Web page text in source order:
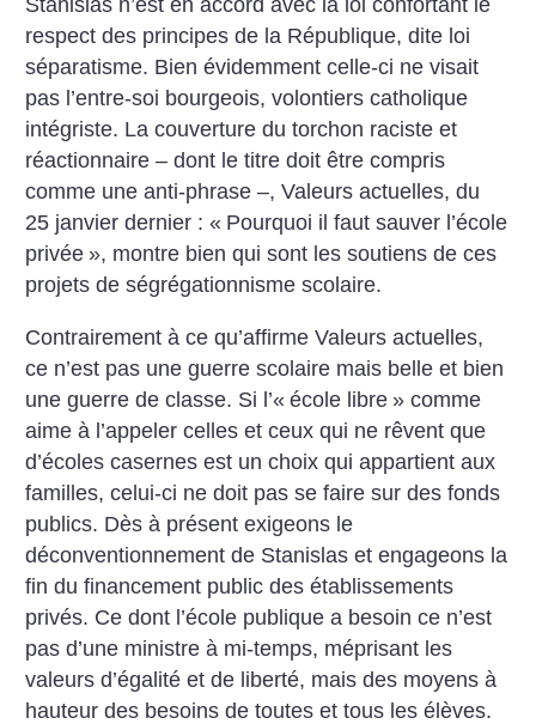
Stanislas n’est en accord avec la loi confortant le
respect des principes de la République, dite loi
séparatisme. Bien évidemment celle-ci ne visait
pas l’entre-soi bourgeois, volontiers catholique
intégriste. La couverture du torchon raciste et
réactionnaire – dont le titre doit être compris
comme une anti-phrase –, Valeurs actuelles, du
25 janvier dernier : « Pourquoi il faut sauver l’école
privée », montre bien qui sont les soutiens de ces
projets de ségrégationnisme scolaire.
Contrairement à ce qu’affirme Valeurs actuelles,
ce n’est pas une guerre scolaire mais belle et bien
une guerre de classe. Si l’« école libre » comme
aime à l’appeler celles et ceux qui ne rêvent que
d’écoles casernes est un choix qui appartient aux
familles, celui-ci ne doit pas se faire sur des fonds
publics. Dès à présent exigeons le
déconventionnement de Stanislas et engageons la
fin du financement public des établissements
privés. Ce dont l’école publique a besoin ce n’est
pas d’une ministre à mi-temps, méprisant les
valeurs d’égalité et de liberté, mais des moyens à
hauteur des besoins de toutes et tous les élèves.